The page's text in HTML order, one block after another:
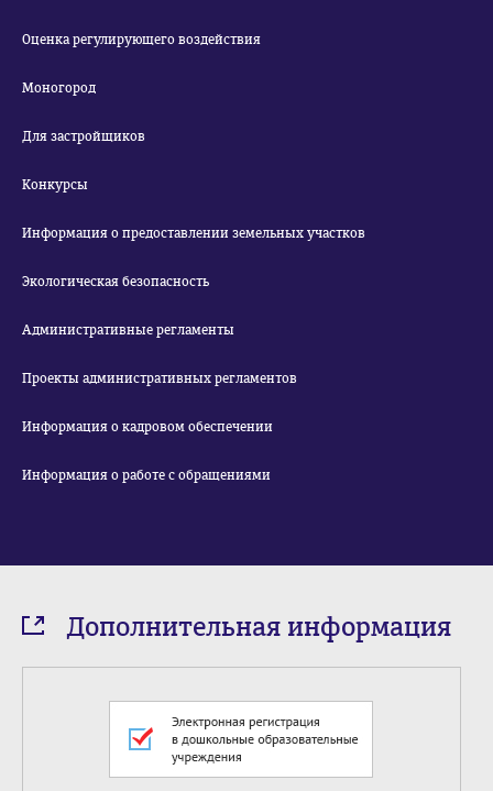
Оценка регулирующего воздействия
Моногород
Для застройщиков
Конкурсы
Информация о предоставлении земельных участков
Экологическая безопасность
Административные регламенты
Проекты административных регламентов
Информация о кадровом обеспечении
Информация о работе с обращениями
Дополнительная информация